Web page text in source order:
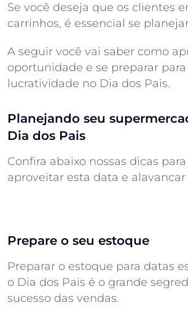
Se você deseja que os clientes
carrinhos, é essencial se
A seguir você vai saber como
oportunidade e se preparar
lucratividade no Dia dos Pais.
Planejando seu
Dia dos Pais
Confira abaixo nossas dicas
aproveitar esta data e alavancar
Prepare o seu estoque
Preparar o estoque para datas
o Dia dos Pais é o grande
sucesso das vendas.